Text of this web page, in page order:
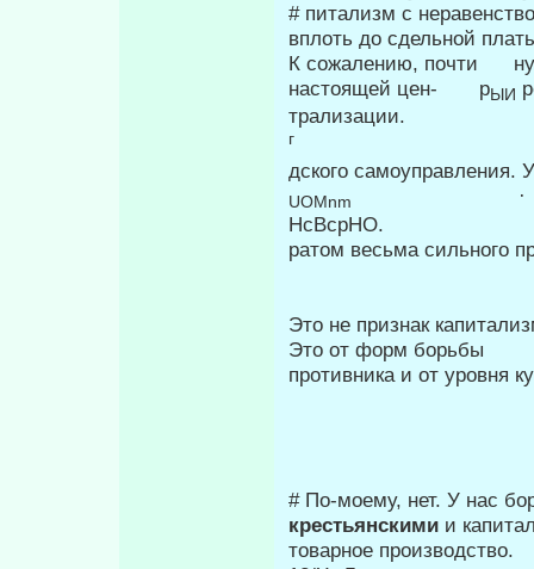
# питализм с
вплоть до сдельной
К сожалению, почти
настоящей цен- рЫИ
трализации.
дского
UOMnm
НсВсрНО.
ратом весьма сильного
Это не признак
Это от форм борьбы
противника и от уровня
# По-моему, нет. У нас
крестьян­скими и
товарное производ­ство.